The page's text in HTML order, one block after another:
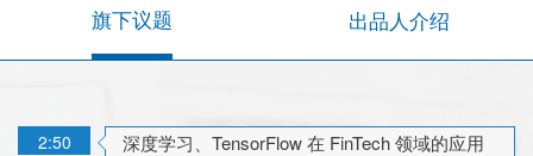
旗下议题 出品人介绍
2:50
深度学习、TensorFlow 在 FinTech 领域的应用